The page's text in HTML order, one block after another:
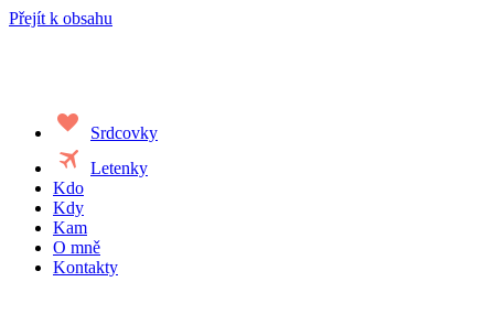
Přejít k obsahu
favorite Srdcovky
travel
Letenky
Kdo
Kdy
Kam
O mně
Kontakty